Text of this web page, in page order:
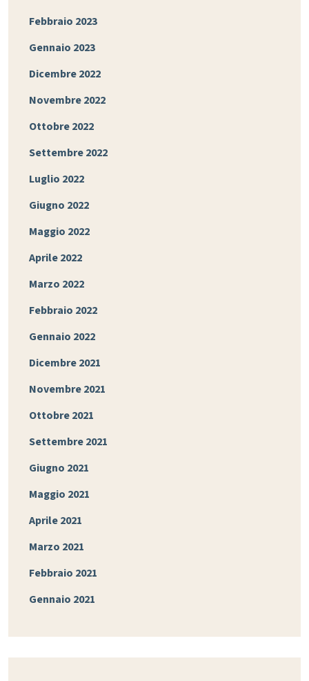
Febbraio 2023
Gennaio 2023
Dicembre 2022
Novembre 2022
Ottobre 2022
Settembre 2022
Luglio 2022
Giugno 2022
Maggio 2022
Aprile 2022
Marzo 2022
Febbraio 2022
Gennaio 2022
Dicembre 2021
Novembre 2021
Ottobre 2021
Settembre 2021
Giugno 2021
Maggio 2021
Aprile 2021
Marzo 2021
Febbraio 2021
Gennaio 2021